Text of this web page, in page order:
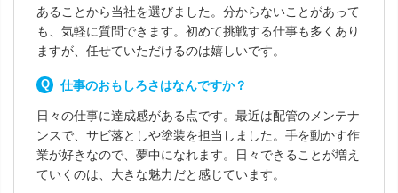
あることから当社を選びました。分からないことがあって
も、気軽に質問できます。初めて挑戦する仕事も多くあり
ますが、任せていただけるのは嬉しいです。
仕事のおもしろさはなんですか？
日々の仕事に達成感がある点です。最近は配管のメンテナ
ンスで、サビ落としや塗装を担当しました。手を動かす作
業が好きなので、夢中になれます。日々できることが増え
ていくのは、大きな魅力だと感じています。